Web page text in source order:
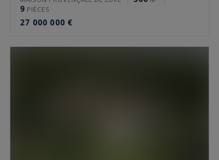
9 PIÈCES
27 000 000 €